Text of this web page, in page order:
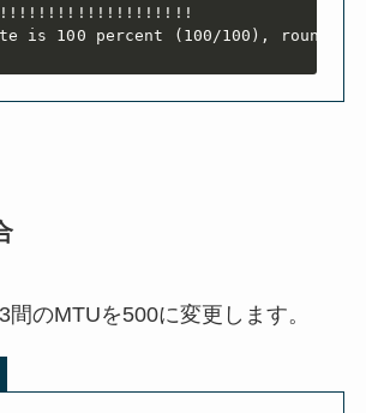
is 100 percent (100/100), round-
のMTUを500に変更します。